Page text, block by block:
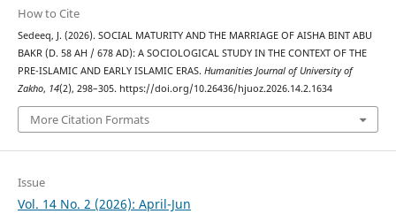
How to Cite
Sedeeq, J. (2026). SOCIAL MATURITY AND THE MARRIAGE OF AISHA BINT ABU
BAKR (D. 58 AH / 678 AD): A SOCIOLOGICAL STUDY IN THE CONTEXT OF THE
PRE-ISLAMIC AND EARLY ISLAMIC ERAS. Humanities Journal of University of
Zakho, 14(2), 298–305. https://doi.org/10.26436/hjuoz.2026.14.2.1634
More Citation Formats
Issue
Vol. 14 No. 2 (2026): April-Jun